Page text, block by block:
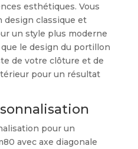
esthétiques. Vous
design classique et
un style plus moderne
le design du portillon
de votre clôture et de
pour un résultat
pour un
avec axe diagonale